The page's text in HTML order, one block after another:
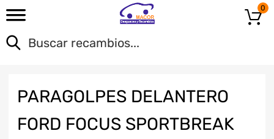
0
PARAGOLPES DELANTERO
FORD FOCUS SPORTBREAK